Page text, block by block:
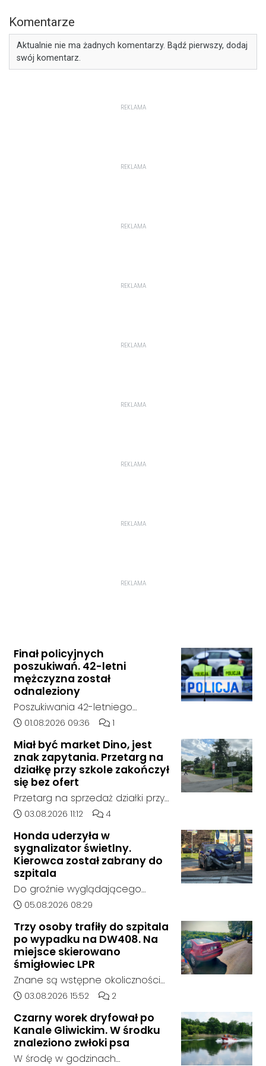
Komentarze
Aktualnie nie ma żadnych komentarzy. Bądź pierwszy, dodaj
swój komentarz.
REKLAMA
REKLAMA
REKLAMA
REKLAMA
REKLAMA
REKLAMA
REKLAMA
REKLAMA
REKLAMA
Finał policyjnych
poszukiwań. 42-letni
mężczyzna został
odnaleziony
Poszukiwania 42-letniego
mężczyzny zostały zakończone.
policja, został on odnaleziony w
sobotę, 1 sierpnia, na terenie
kompleksu leśnego w powiecie
raciborskim, w województwie
śląskim.
Data dodania artykułu:
01.08.2026 09:36 Liczba komentarzy artykułu:
1
Miał być market Dino, jest
znak zapytania. Przetarg na
działkę przy szkole zakończył
się bez ofert
Przetarg na sprzedaż działki przy
Zespole Szkół Technicznych i
Kędzierzynie-Koźlu zakończył się
bez rozstrzygnięcia. Mimo
wcześniejszego zainteresowania
terenem ze strony sieci Dino, do
postępowania nie zgłosił się
żaden oferent.
Data dodania artykułu:
03.08.2026 11:12 Liczba komentarzy artykułu:
4
Honda uderzyła w
sygnalizator świetlny.
Kierowca został zabrany do
szpitala
Do groźnie wyglądającego
zdarzenia drogowego doszło w
godziny 6:30 kierujący
samochodem marki Honda
zjechał z drogi i uderzył w
sygnalizator świetlny.
Data dodania artykułu:
05.08.2026 08:29
Trzy osoby trafiły do szpitala
po wypadku na DW408. Na
miejsce skierowano
śmigłowiec LPR
Znane są wstępne okoliczności
zdarzenia drogowego, do
14:30 na drodze wojewódzkiej nr
408 pomiędzy Starym Koźlem a
Bierawą.
Data dodania artykułu:
03.08.2026 15:52 Liczba komentarzy artykułu:
2
Czarny worek dryfował po
Kanale Gliwickim. W środku
znaleziono zwłoki psa
W środę w godzinach